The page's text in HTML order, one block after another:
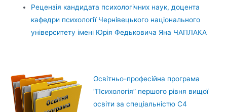
Рецензія кандидата психологічних наук, доцента
кафедри психології Чернівецького національного
університету імені Юрія Федьковича Яна ЧАПЛАКА
Освітньо-професійна програма
“Психологія” першого рівня вищої
освіти за спеціальністю С4